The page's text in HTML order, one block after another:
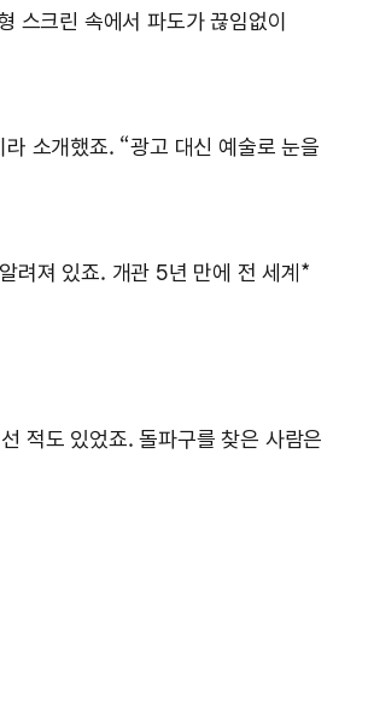
스크린 속에서 파도가 끊임없이
소개했죠. “광고 대신 예술로 눈을
려져 있죠. 개관 5년 만에 전 세계*
적도 있었죠. 돌파구를 찾은 사람은